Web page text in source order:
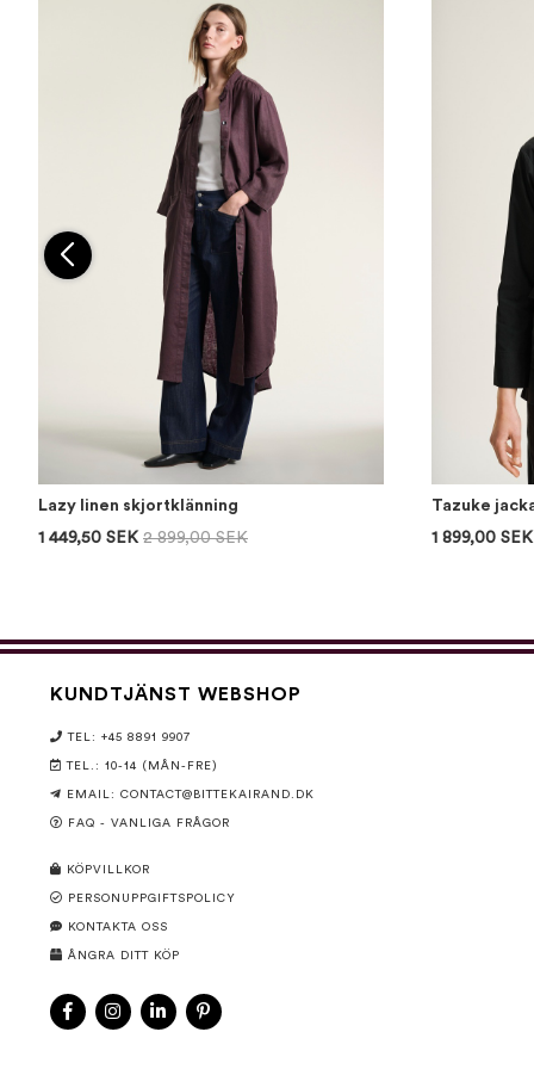
Lazy linen skjortklänning
1 449,50 SEK 2 899,00 SEK
Tazuke
1 899,00 SEK
KUNDTJÄNST WEBSHOP
TEL: +45 8891 9907
TEL.: 10-14 (MÅN-FRE)
EMAIL: CONTACT@BITTEKAIRAND.DK
FAQ - VANLIGA FRÅGOR
KÖPVILLKOR
PERSONUPPGIFTSPOLICY
KONTAKTA OSS
ÅNGRA DITT KÖP